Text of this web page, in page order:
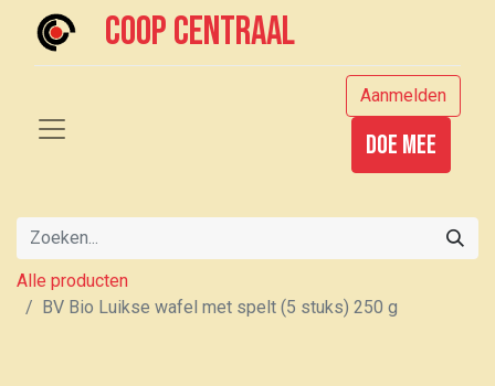
Coop centraal
Aanmelden
Doe mee
Alle producten
BV Bio Luikse wafel met spelt (5 stuks) 250 g